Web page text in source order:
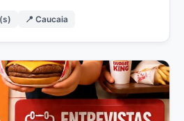
📍 Caucaia